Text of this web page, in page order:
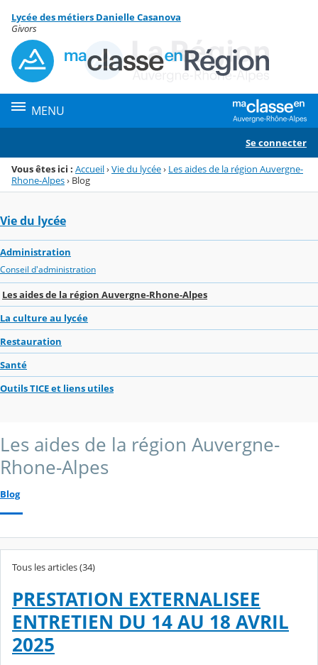
Menu de la rubrique
Contenu
Lycée des métiers Danielle Casanova
Givors
MENU
Se connecter
Vous êtes ici : Accueil›Vie du lycée› Les aides de la région Auvergne-
Rhone-Alpes› Blog
Vie du lycée
Administration
Conseil d'administration
Les aides de la région Auvergne-Rhone-Alpes
La culture au lycée
Restauration
Santé
Outils TICE et liens utiles
Les aides de la région Auvergne-
Rhone-Alpes
Blog
Tous les articles (34)
PRESTATION EXTERNALISEE
ENTRETIEN DU 14 AU 18 AVRIL
2025